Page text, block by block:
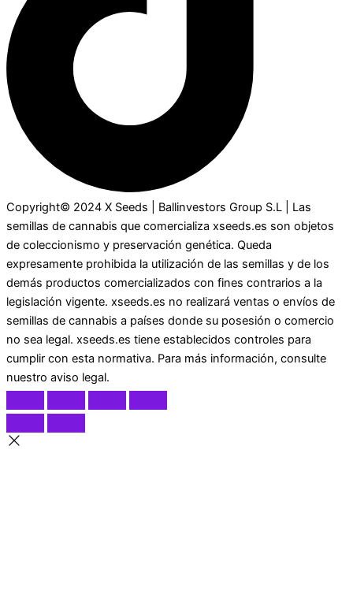
Copyright© 2024 X Seeds | Ballinvestors Group S.L | Las
semillas de cannabis que comercializa xseeds.es son objetos
de coleccionismo y preservación genética. Queda
expresamente prohibida la utilización de las semillas y de los
demás productos comercializados con fines contrarios a la
legislación vigente. xseeds.es no realizará ventas o envíos de
semillas de cannabis a países donde su posesión o comercio
no sea legal. xseeds.es tiene establecidos controles para
cumplir con esta normativa. Para más información, consulte
nuestro aviso legal.